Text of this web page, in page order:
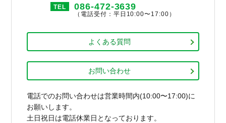
TEL 086-472-3639
（電話受付：平日10:00〜17:00）
よくある質問
お問い合わせ
電話でのお問い合わせは営業時間内(10:00〜17:00)に
お願いします。
土日祝日は電話休業日となっております。